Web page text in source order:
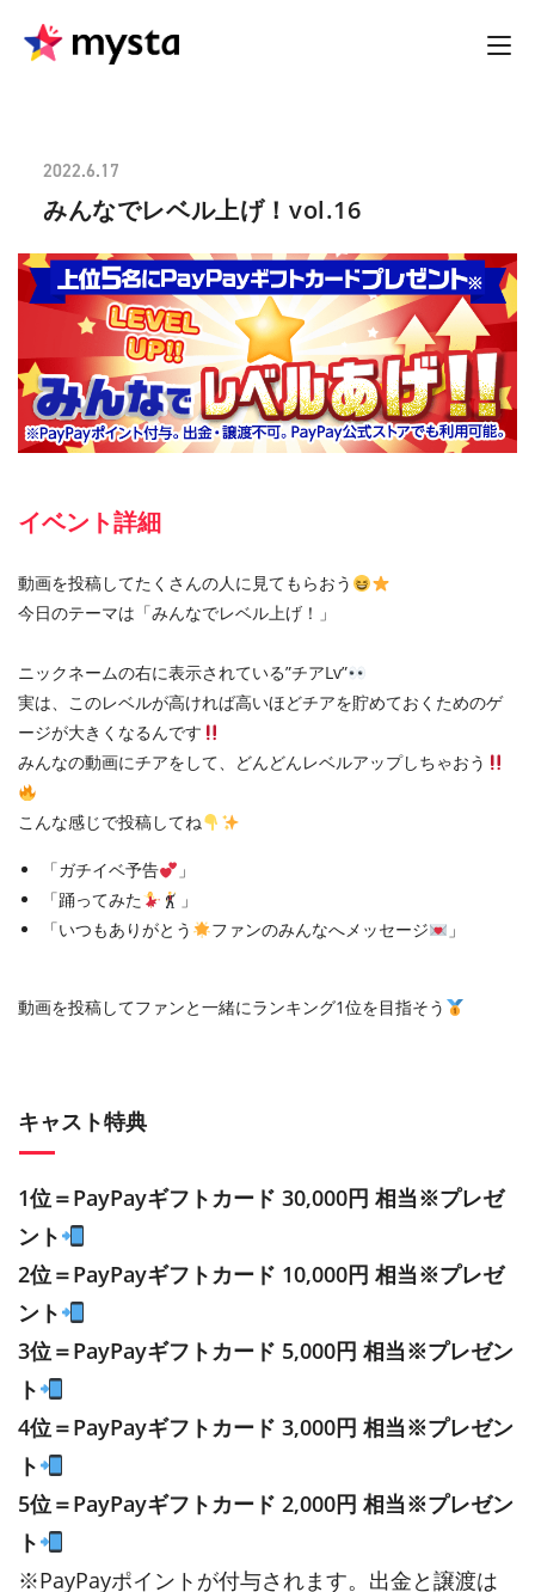
2022.6.17
みんなでレベル上げ！vol.16
イベント詳細
動画を投稿してたくさんの人に見てもらおう
今日のテーマは「みんなでレベル上げ！」
ニックネームの右に表示されている”チアLv”
実は、このレベルが高ければ高いほどチアを貯めておくためのゲ
ージが大きくなるんです
みんなの動画にチアをして、どんどんレベルアップしちゃおう
こんな感じで投稿してね
「ガチイベ予告
」
「踊ってみた
」
「いつもありがとう
ファンのみんなへメッセージ 」
動画を投稿してファンと一緒にランキング1位を目指そう
キャスト特典
1位＝PayPayギフトカード 30,000円 相当※プレゼ
ント
2位＝PayPayギフトカード 10,000円 相当※プレゼ
ント
3位＝PayPayギフトカード 5,000円 相当※プレゼン
ト
4位＝PayPayギフトカード 3,000円 相当※プレゼン
ト
5位＝PayPayギフトカード 2,000円 相当※プレゼン
ト
※PayPayポイントが付与されます。出金と譲渡は